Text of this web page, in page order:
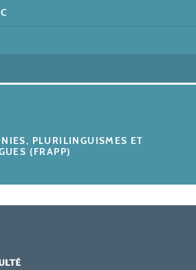
PLURILINGUISMES ET
(FRAPP)